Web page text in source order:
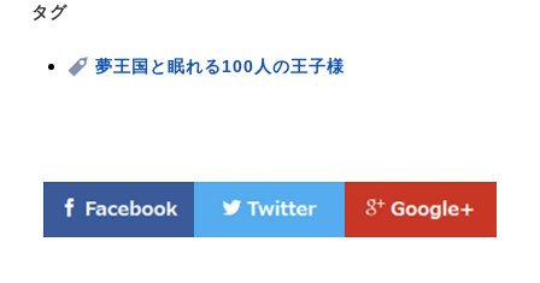
タグ
夢王国と眠れる100人の王子様